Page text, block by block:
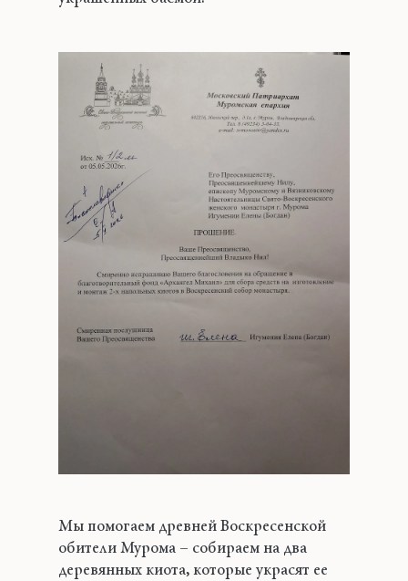
Мы помогаем древней Воскресенской
обители Мурома – собираем на два
деревянных киота, которые украсят ее